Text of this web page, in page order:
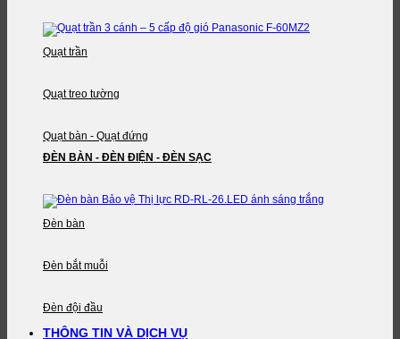
Quạt trần
Quạt treo tường
Quạt bàn - Quạt đứng
ĐÈN BÀN - ĐÈN ĐIỆN - ĐÈN SẠC
Đèn bàn
Đèn bắt muỗi
Đèn đội đầu
THÔNG TIN VÀ DỊCH VỤ